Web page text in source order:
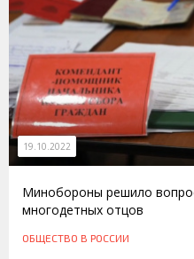
19.10.2022
Минобороны решило
многодетных отцов
ОБЩЕСТВО В РОССИИ